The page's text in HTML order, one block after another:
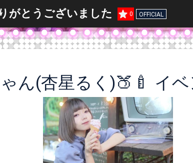
がとうございました 0 OFFICIAL